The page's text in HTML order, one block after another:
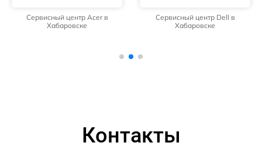
Сервисный центр Acer в
Хабаровске
Сервисный центр Dell в
Хабаровске
Контакты